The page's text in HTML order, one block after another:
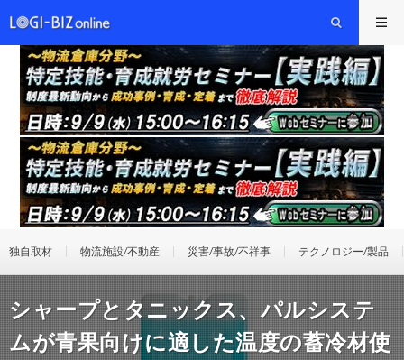
独自取材 物流施設/不動産 災害/事故/不祥事 テクノロジー/製品
シャープとタニックス、パルシステ
ムが青果向けに適した温度の蓄冷材使